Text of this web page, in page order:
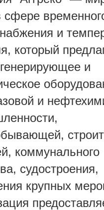
сфере
и
который
и
и
коммунального
судостроения,
крупных